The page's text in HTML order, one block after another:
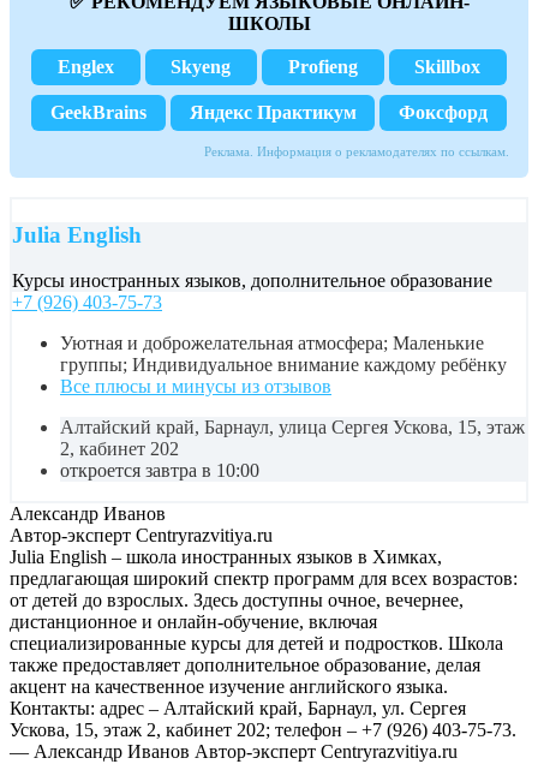
ШКОЛЫ
Englex Skyeng Profieng Skillbox
GeekBrains Яндекс Практикум Фоксфорд
Реклама. Информация о рекламодателях по ссылкам.
Julia English
Курсы иностранных языков, дополнительное образование
+7 (926) 403-75-73
Уютная и доброжелательная атмосфера; Маленькие
группы; Индивидуальное внимание каждому ребёнку
Все плюсы и минусы из отзывов
Алтайский край, Барнаул, улица Сергея Ускова, 15, этаж
2, кабинет 202
откроется завтра в 10:00
Александр Иванов
Автор-эксперт Centryrazvitiya.ru
Julia English – школа иностранных языков в Химках,
предлагающая широкий спектр программ для всех возрастов:
от детей до взрослых. Здесь доступны очное, вечернее,
дистанционное и онлайн-обучение, включая
специализированные курсы для детей и подростков. Школа
также предоставляет дополнительное образование, делая
акцент на качественное изучение английского языка.
Контакты: адрес – Алтайский край, Барнаул, ул. Сергея
Ускова, 15, этаж 2, кабинет 202; телефон – +7 (926) 403-75-73.
— Александр Иванов Автор-эксперт Centryrazvitiya.ru